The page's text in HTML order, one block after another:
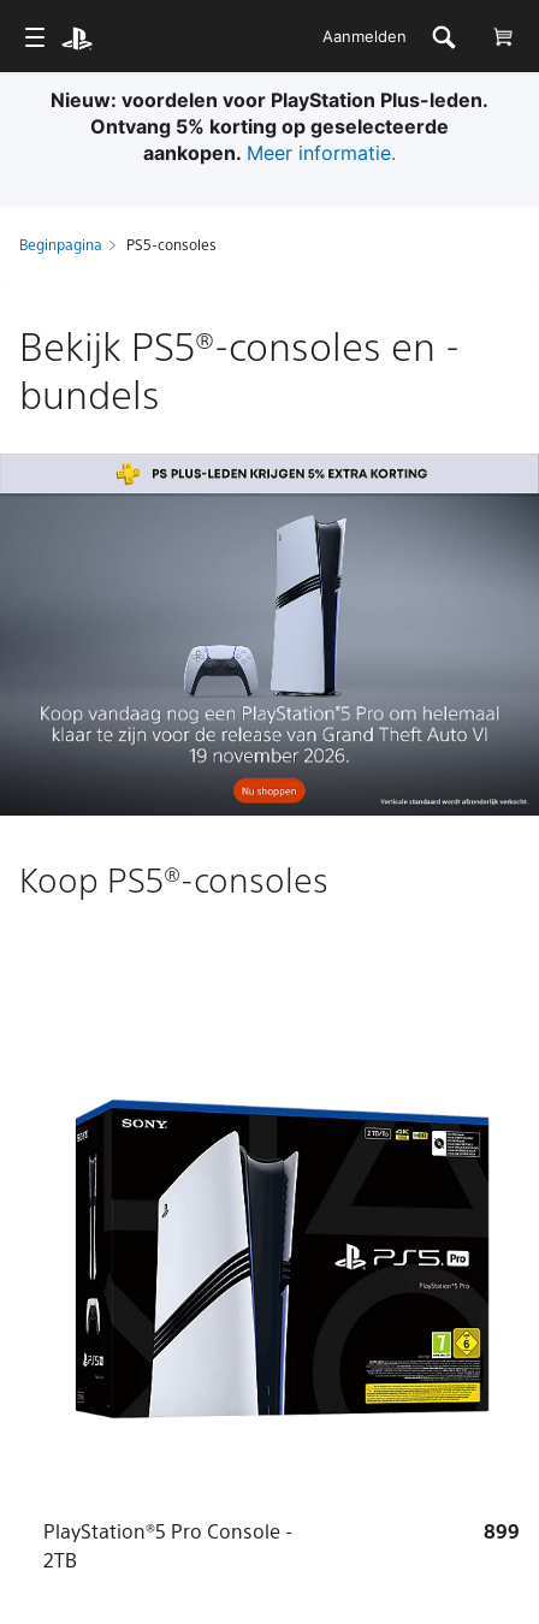
Aanmelden
Nieuw: voordelen voor PlayStation Plus-leden.
Ontvang 5% korting op geselecteerde
aankopen. Meer informatie.
Beginpagina PS5-consoles
Bekijk PS5®-consoles en -
bundels
Koop PS5®-consoles
PlayStation®5 Pro Console -
2TB
899